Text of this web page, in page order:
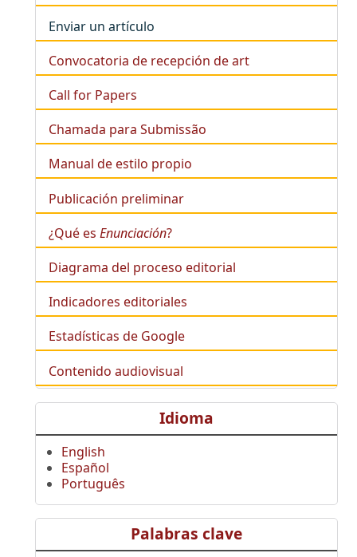
Enviar un artículo
Convocatoria de recepción de art
Call for Papers
Chamada para Submissão
Manual de estilo propio
Publicación preliminar
¿Qué es Enunciación?
Diagrama del proceso editorial
Indicadores editoriales
Estadísticas de Google
Contenido audiovisual
Idioma
English
Español
Português
Palabras clave